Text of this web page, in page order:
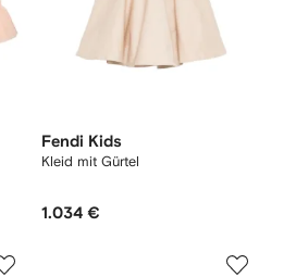
Fendi Kids
Kleid mit Gürtel
1.034 €